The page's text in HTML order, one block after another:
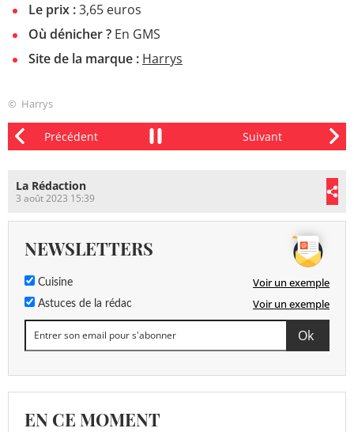
Le prix :3,65 euros
Où dénicher ? En GMS
Site de la marque : Harrys
© Harrys
La Rédaction
3 août 2023 15:39
NEWSLETTERS
Cuisine Voir un exemple
Astuces de la rédac Voir un exemple
EN CE MOMENT